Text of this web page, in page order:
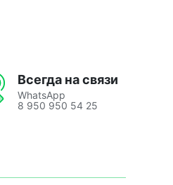
Всегда на связи
WhatsApp
8 950 950 54 25